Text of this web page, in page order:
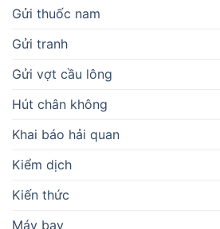
Gửi thuốc nam
Gửi tranh
Gửi vợt cầu lông
Hút chân không
Khai báo hải quan
Kiểm dịch
Kiến thức
Máy bay